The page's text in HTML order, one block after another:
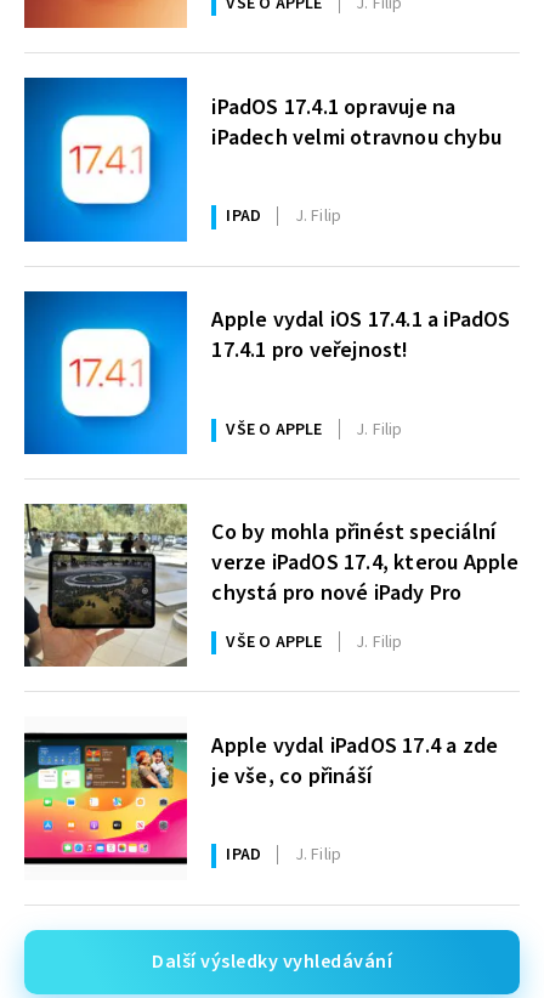
iPadOS 17.4.1 opravuje na
iPadech velmi otravnou chybu
IPAD J. Filip
Apple vydal iOS 17.4.1 a iPadOS
17.4.1 pro veřejnost!
VŠE O APPLE J. Filip
Co by mohla přinést speciální
verze iPadOS 17.4, kterou Apple
chystá pro nové iPady Pro
VŠE O APPLE J. Filip
Apple vydal iPadOS 17.4 a zde
je vše, co přináší
IPAD J. Filip
Další výsledky vyhledávání